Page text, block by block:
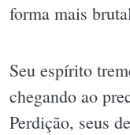
forma mais
Seu espírito
chegando ao
Perdição, seus